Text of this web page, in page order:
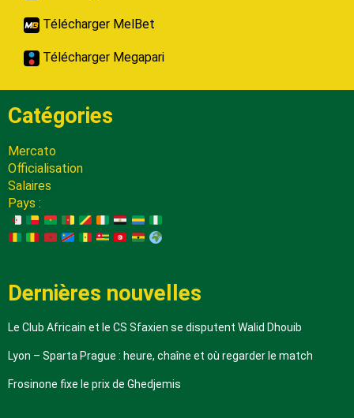
Télécharger MelBet
Télécharger Megapari
Catégories
Mercato
Officialisation
Salaires
Pays :
Dernières nouvelles
Le Club Africain et le CS Sfaxien se disputent Walid Dhouib
Lyon – Sparta Prague : heure, chaîne et où regarder le match
Frosinone fixe le prix de Ghedjemis